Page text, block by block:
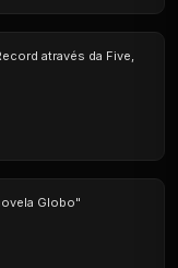
através da Five,
Globo"